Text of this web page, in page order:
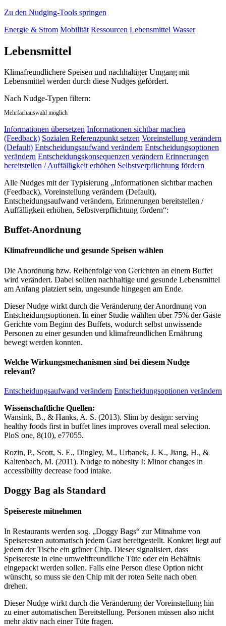
Zu den Nudging-Tools springen
Energie & Strom Mobilität Ressourcen Lebensmittel Wasser
Lebensmittel
Klimafreundlichere Speisen und nachhaltiger Umgang mit
Lebensmittel werden durch diese Nudges gefördert.
Nach Nudge-Typen filtern:
Mehrfachauswahl möglich
Informationen übersetzen Informationen sichtbar machen
(Feedback) Sozialen Referenzpunkt setzen Voreinstellung verändern
(Default) Entscheidungsaufwand verändern Entscheidungsoptionen
verändern Entscheidungskonsequenzen verändern Erinnerungen
bereitstellen / Auffälligkeit erhöhen Selbstverpflichtung fördern
Alle Nudges mit der Typisierung „Informationen sichtbar machen
(Feedback), Voreinstellung verändern (Default),
Entscheidungsaufwand verändern, Erinnerungen bereitstellen /
Auffälligkeit erhöhen, Selbstverpflichtung fördern“:
Buffet-Anordnung
Klimafreundliche und gesunde Speisen wählen
Die Anordnung bzw. Reihenfolge von Gerichten an einem Buffet
wird verändert. Dabei sollten nachhaltige und gesunde Lebensmittel
am Anfang platziert sein, ungesunde hingegen am Ende.
Dieser Nudge wirkt durch die Veränderung der Anordnung von
Entscheidungsoptionen. In einer Studie wählten über 75% der Gäste
Gerichte vom Beginn des Buffets, wodurch selbst unwissende
Personen zu einer gesunden und klimafreundlichen Ernährung
bewegt werden konnten.
Welche Wirkungsmechanismen sind bei diesem Nudge
relevant?
Entscheidungsaufwand verändern Entscheidungsoptionen verändern
Wissenschaftliche Quellen:
Wansink, B., & Hanks, A. S. (2013). Slim by design: serving
healthy foods first in buffet lines improves overall meal selection.
PloS one, 8(10), e77055.
Rozin, P., Scott, S. E., Dingley, M., Urbanek, J. K., Jiang, H., &
Kaltenbach, M. (2011). Nudge to nobesity I: Minor changes in
accessibility decrease food intake.
Doggy Bag als Standard
Speisereste mitnehmen
In Restaurants werden sog. „Doggy Bags“ zur Mitnahme von
Speiseresten automatisch jedem Gast bereitgestellt. Konkret liegt auf
jedem der Tische ein grüner Chip. Dieser signalisiert, dass
Speisereste in eine umweltfreundliche Tüte oder ein Behältnis
eingepackt werden sollen. Falls eine Person diese Option nicht
wünscht, so muss sie den Chip mit der roten Seite nach oben
drehen.
Dieser Nudge wirkt durch die Veränderung der Voreinstellung hin
zu einer automatischen Bereitstellung. Personen müssen also nicht
mehr aktiv nach einer Tüte fragen.